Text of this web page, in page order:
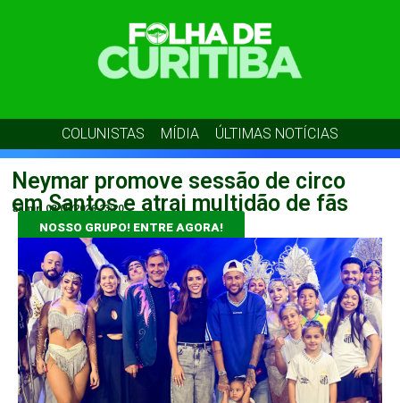
COLUNISTAS MÍDIA ÚLTIMAS NOTÍCIAS
Neymar promove sessão de circo
em Santos e atrai multidão de fãs
admin 08/05/2026 23:20
NOSSO GRUPO! ENTRE AGORA!